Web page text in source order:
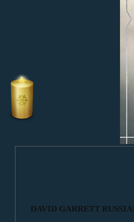
DAVID GARRETT